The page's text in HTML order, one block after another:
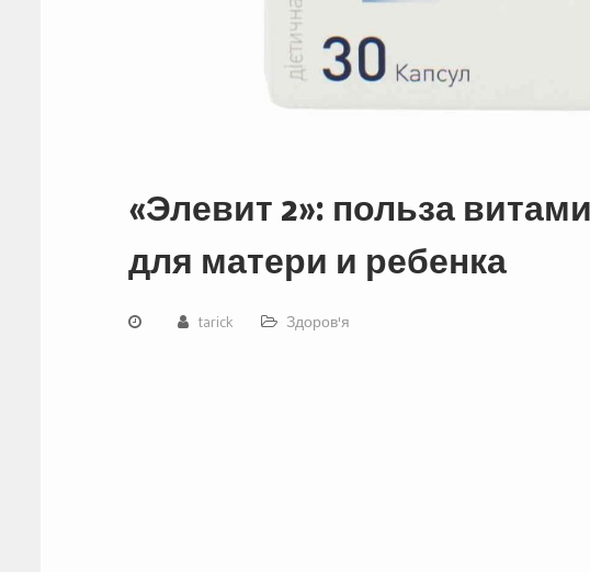
«Элевит 2»: польза
для матери и ребенка
tarick Здоров'я